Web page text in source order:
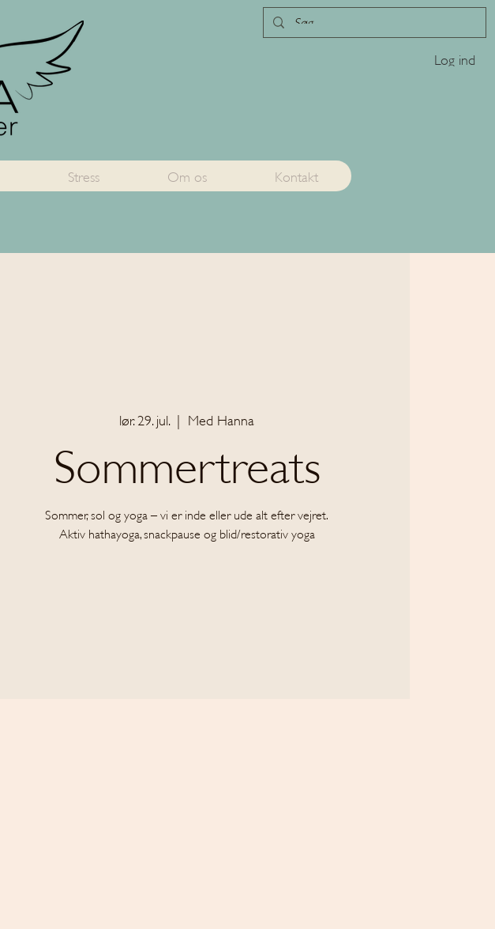
Log ind
Stress Om os Kontakt
lør. 29. jul. Med Hanna
Sommertreats
Sommer, sol og yoga – vi er inde eller ude alt efter vejret.